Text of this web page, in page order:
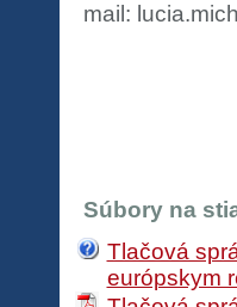
mail:
Súbory na
Tlačová
európskym